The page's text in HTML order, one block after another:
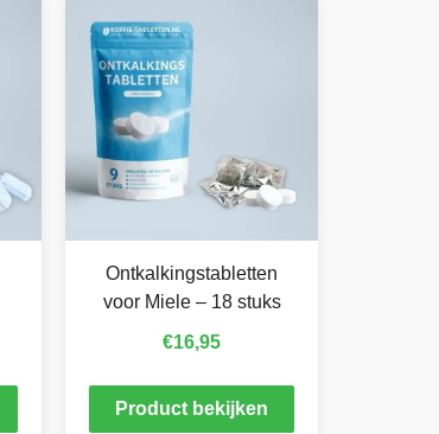
Ontkalkingstabletten
voor Miele – 18 stuks
€16,95
Product bekijken